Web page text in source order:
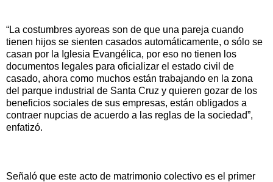
“La costumbres ayoreas son de que una pareja cuando
tienen hijos se sienten casados automáticamente, o sólo se
casan por la Iglesia Evangélica, por eso no tienen los
documentos legales para oficializar el estado civil de
casado, ahora como muchos están trabajando en la zona
del parque industrial de Santa Cruz y quieren gozar de los
beneficios sociales de sus empresas, están obligados a
contraer nupcias de acuerdo a las reglas de la sociedad”,
enfatizó.
Señaló que este acto de matrimonio colectivo es el primer